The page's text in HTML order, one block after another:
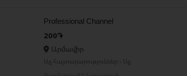
Professional Channel
200֏
Արմավիր
Այլ հայտարարություններ › Այլ